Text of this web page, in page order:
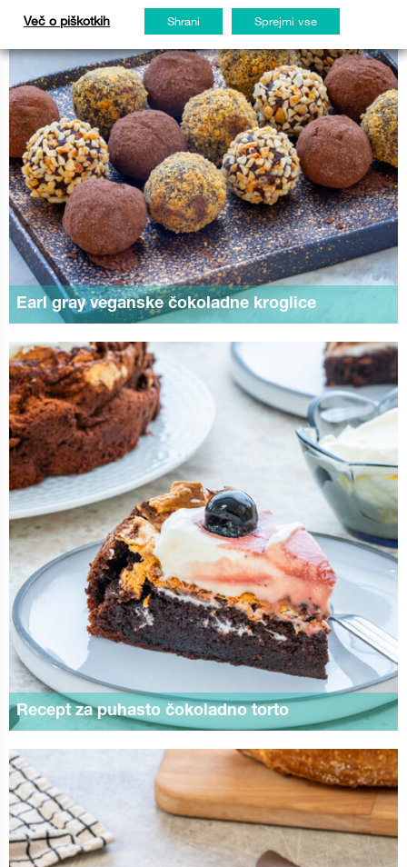
Earl gray veganske čokoladne kroglice
Recept za puhasto čokoladno torto
Več o piškotkih Shrani Sprejmi vse